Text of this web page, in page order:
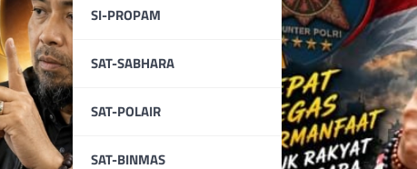
SI-PROPAM
SAT-SABHARA
SAT-POLAIR
SAT-BINMAS